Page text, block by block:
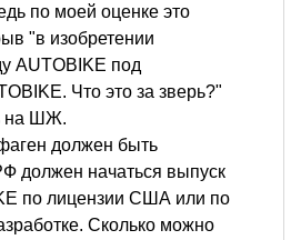
по моей оценке это
"в изобретении
AUTOBIKE под
Что это за зверь?"
на ШЖ.
должен быть
должен начаться выпуск
по лицензии США или по
Сколько можно